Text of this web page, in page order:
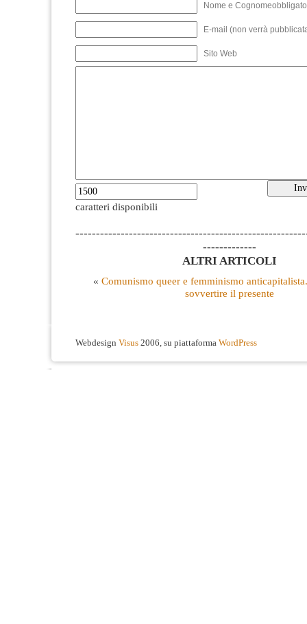
Nome e
E-mail (non verrà
Sito Web
caratteri disponibili
-------------
ALTRI ARTICOLI
« Comunismo queer e femminismo
sovvertire il presente
Webdesign Visus 2006, su piattaforma WordPress